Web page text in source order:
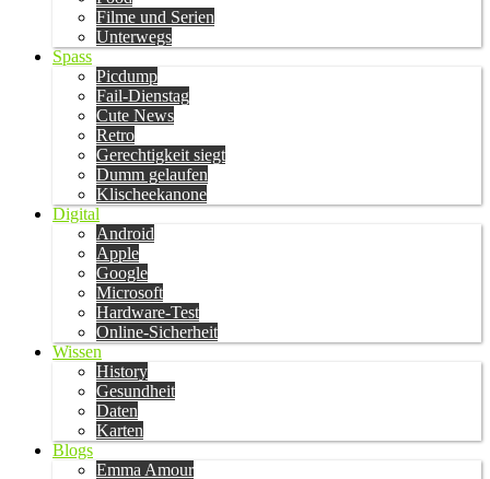
Filme und Serien
Unterwegs
Spass
Picdump
Fail-Dienstag
Cute News
Retro
Gerechtigkeit siegt
Dumm gelaufen
Klischeekanone
Digital
Android
Apple
Google
Microsoft
Hardware-Test
Online-Sicherheit
Wissen
History
Gesundheit
Daten
Karten
Blogs
Emma Amour